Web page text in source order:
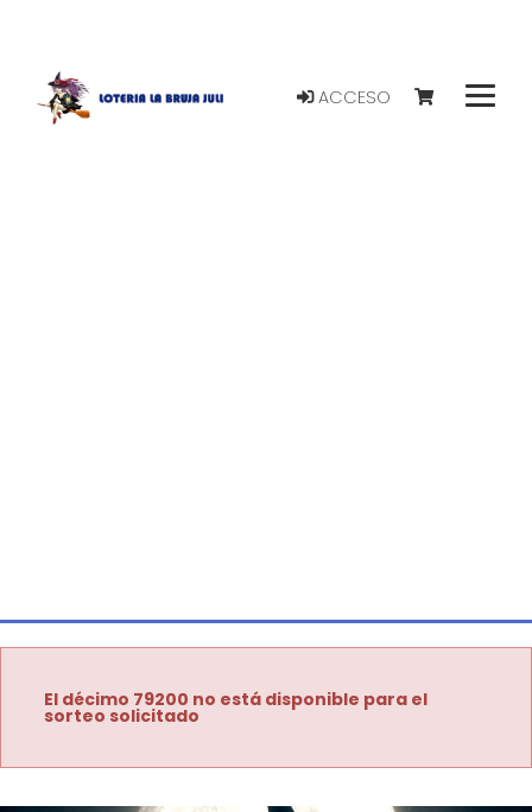
ACCESO
El décimo 79200 no está disponible para el
sorteo solicitado